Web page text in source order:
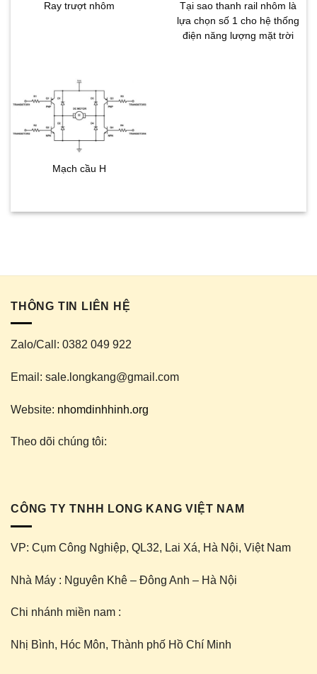
Ray trượt nhôm
Tại sao thanh rail nhôm là
lựa chọn số 1 cho hệ thống
điện năng lượng mặt trời
Mạch cầu H
THÔNG TIN LIÊN HỆ
Zalo/Call: 0382 049 922
Email: sale.longkang@gmail.com
Website: nhomdinhhinh.org
Theo dõi chúng tôi:
CÔNG TY TNHH LONG KANG VIỆT NAM
VP: Cụm Công Nghiệp, QL32, Lai Xá, Hà Nội, Việt Nam
Nhà Máy : Nguyên Khê – Đông Anh – Hà Nội
Chi nhánh miền nam :
Nhị Bình, Hóc Môn, Thành phố Hồ Chí Minh